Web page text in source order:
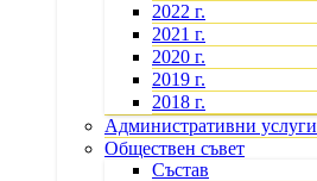
2022 г.
2021 г.
2020 г.
2019 г.
2018 г.
Административни услуги
Обществен съвет
Състав